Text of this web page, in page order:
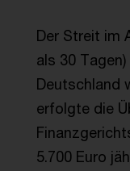
Der Streit im
als 30
Deutschland
erfolgte die
5.700 Euro